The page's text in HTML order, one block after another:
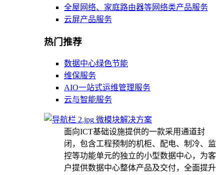
全屋网络、家庭路由器等网络类产品服务
云屏产品服务
热门推荐
数据中心绿色节能
维保服务
AIO一站式运维管理服务
云与智能服务
微模块解决方案
面向ICT基础设施提供的一款采用通道封
闭，包含工程预制的机柜、配电、制冷、监
控等功能单元的独立的小型数据中心，为客
户提供数据中心整体产品及交付，全面提升